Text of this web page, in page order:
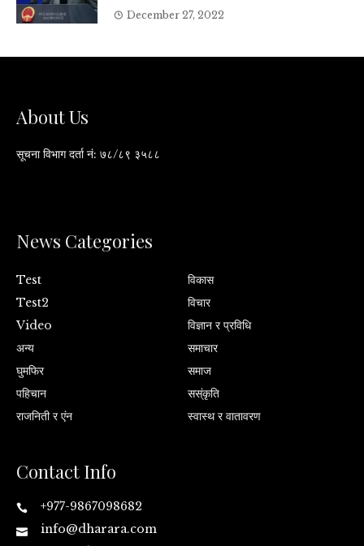
December 27, 2022
About Us
सूचना विभाग दर्ता नं: ७८/८९ ३५८८
News Categories
Test
Test2
Video
अन्य
घुमफिर
पहिचान
राजनिती र एंन
विकास
विचार
विज्ञान र प्रविधि
समाचार
समाज
सस्ंकृति
स्वास्थ र वातावरण
Contact Info
+977-9867098682
info@dharara.com